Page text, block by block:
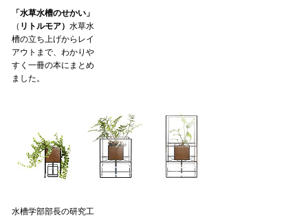
「水草水槽のせかい」
（ リトルモア） 水草水
槽の立ち上げからレイ
アウトまで、わかりや
すく一冊の本にまとめ
ました。
水槽学部部長の研究工